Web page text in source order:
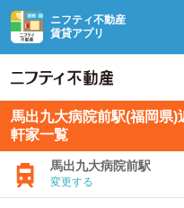
ニフティ不動産
賃貸アプリ
馬出九大病院前駅(福岡県
軒家一覧
馬出九大病院前駅
変更する